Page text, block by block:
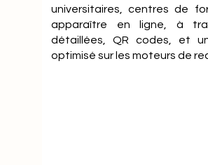
universitaires, centres de
apparaître en ligne, à
détaillées, QR codes, et
optimisé sur les moteurs de